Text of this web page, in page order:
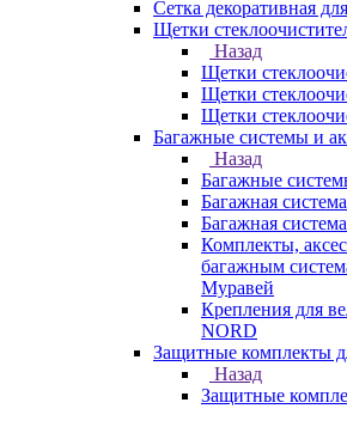
Сетка декоративная
Щетки
Назад
Щетки
Щетки
Щетки
Багажные системы и
Назад
Багажные
Багажная
Багажная
Комплекты,
багажным
Муравей
Крепления для
NORD
Защитные комплекты
Назад
Защитные